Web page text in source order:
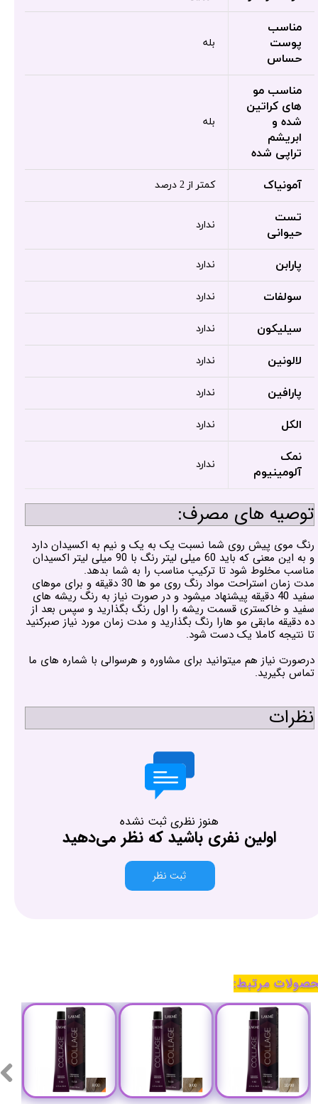
مناسب
پوست
حساس
بله
مناسب مو
های کراتین
شده و
ابریشم
تراپی شده
بله
آمونیاک کمتر از 2 درصد
تست
حیوانی
ندارد
پارابن ندارد
سولفات ندارد
سیلیکون ندارد
لالونین ندارد
پارافین ندارد
الکل ندارد
نمک
آلومینیوم
ندارد
توصیه های مصرف:
رنگ موی پیش روی شما نسبت یک به یک و نیم به اکسیدان دارد
و به این معنی که باید 60 میلی لیتر رنگ با 90 میلی لیتر اکسیدان
مناسب مخلوط شود تا ترکیب مناسب را به شما بدهد.
مدت زمان استراحت مواد رنگ روی مو ها 30 دقیقه و برای موهای
سفید 40 دقیقه پیشنهاد میشود و در صورت نیاز به رنگ ریشه های
سفید و خاکستری قسمت ریشه را اول رنگ بگذارید و سپس بعد از
ده دقیقه مابقی مو هارا رنگ بگذارید و مدت زمان مورد نیاز صبرکنید
تا نتیجه کاملا یک دست شود.
درصورت نیاز هم میتوانید برای مشاوره و هرسوالی با شماره های ما
تماس بگیرید.
نظرات
هنوز نظری ثبت نشده
اولین نفری باشید که نظر می‌دهید
ثبت نظر
مرتبط: